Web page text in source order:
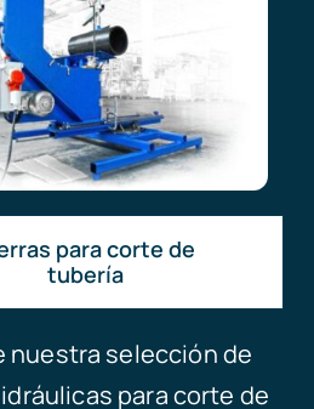
para corte de
tubería
nuestra selección de
para corte de